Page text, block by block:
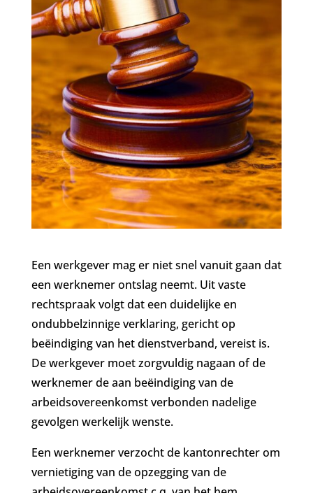
Een werkgever mag er niet snel vanuit gaan dat
een werknemer ontslag neemt. Uit vaste
rechtspraak volgt dat een duidelijke en
ondubbelzinnige verklaring, gericht op
beëindiging van het dienstverband, vereist is.
De werkgever moet zorgvuldig nagaan of de
werknemer de aan beëindiging van de
arbeidsovereenkomst verbonden nadelige
gevolgen werkelijk wenste.
Een werknemer verzocht de kantonrechter om
vernietiging van de opzegging van de